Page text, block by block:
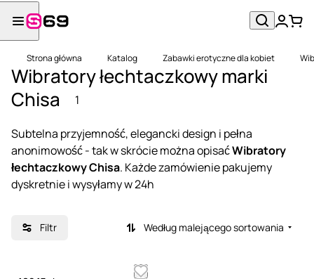
Strona główna Katalog Zabawki erotyczne dla kobiet
Wibratory łechtaczkowy marki
Chisa
1
Subtelna przyjemność, elegancki design i pełna
anonimowość - tak w skrócie można opisaćWibratory
łechtaczkowy Chisa. Każde zamówienie pakujemy
dyskretnie i wysyłamy w 24h
Filtr Według malejącego sortowania